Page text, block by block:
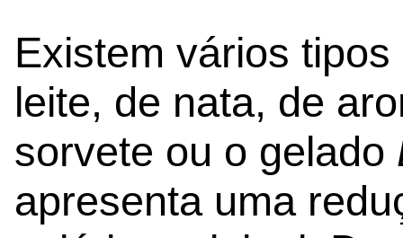
Existem vários
leite, de nata, de
sorvete ou o gelado
apresenta uma